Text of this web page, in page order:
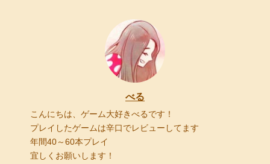
べる
こんにちは、ゲーム大好きべるです！
プレイしたゲームは辛口でレビューしてます
年間40～60本プレイ
宜しくお願いします！